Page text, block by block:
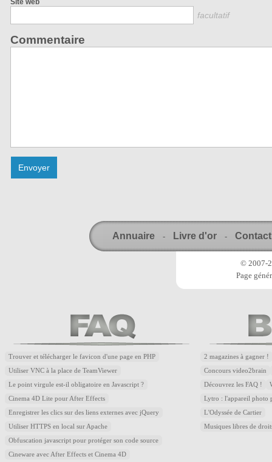
Site web
facultatif
Commentaire
Annuaire - Livre d'or - Contact
© 2007-
Page
Trouver et télécharger le favicon d'une page en PHP
Utiliser VNC à la place de TeamViewer
Le point virgule est-il obligatoire en Javascript ?
Cinema 4D Lite pour After Effects
Enregistrer les clics sur des liens externes avec jQuery
Utiliser HTTPS en local sur Apache
Obfuscation javascript pour protéger son code source
Cineware avec After Effects et Cinema 4D
2 magazines à gagner !
Concours video2brain
Découvrez les FAQ !
Lytro : l'appareil photo
L'Odyssée de Cartier
Musiques libres de